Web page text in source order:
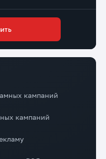
рекламы
кампаний
кампаний